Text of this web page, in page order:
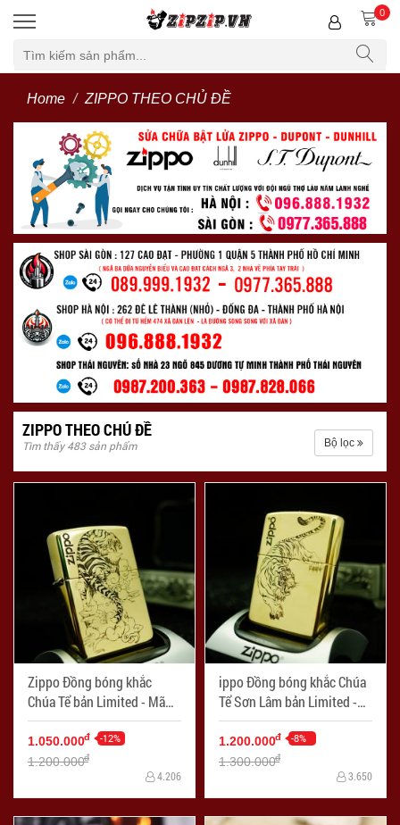
0
Home ZIPPO THEO CHỦ ĐỀ
ZIPPO THEO CHỦ ĐỀ
Tìm thấy 483 sản phẩm Bộ lọc
Zippo Đồng bóng khắc
Chúa Tể bản Limited - Mã
SP: ZPC3010
1.050.000đ -12%
1.200.000đ
4.206
ippo Đồng bóng khắc Chúa
Tể Sơn Lâm bản Limited -
Mã SP: ZPC3009
1.200.000đ -8%
1.300.000đ
3.650